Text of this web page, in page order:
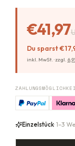
€41,97
Du sparst
inkl. MwSt. ·zzgl.
Einzelstück· 1–3